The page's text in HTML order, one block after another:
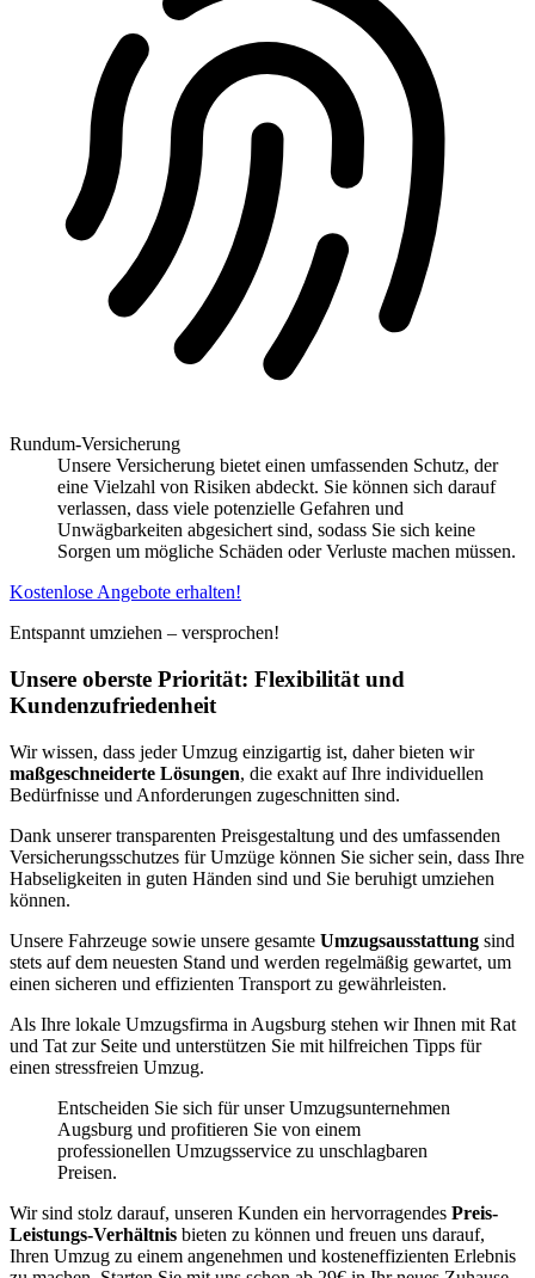
Rundum-Versicherung
Unsere Versicherung bietet einen umfassenden Schutz, der
eine Vielzahl von Risiken abdeckt. Sie können sich darauf
verlassen, dass viele potenzielle Gefahren und
Unwägbarkeiten abgesichert sind, sodass Sie sich keine
Sorgen um mögliche Schäden oder Verluste machen müssen.
Kostenlose Angebote erhalten!
Entspannt umziehen – versprochen!
Unsere oberste Priorität: Flexibilität und
Kundenzufriedenheit
Wir wissen, dass jeder Umzug einzigartig ist, daher bieten wir
maßgeschneiderte Lösungen, die exakt auf Ihre individuellen
Bedürfnisse und Anforderungen zugeschnitten sind.
Dank unserer transparenten Preisgestaltung und des umfassenden
Versicherungsschutzes für Umzüge können Sie sicher sein, dass Ihre
Habseligkeiten in guten Händen sind und Sie beruhigt umziehen
können.
Unsere Fahrzeuge sowie unsere gesamte Umzugsausstattung sind
stets auf dem neuesten Stand und werden regelmäßig gewartet, um
einen sicheren und effizienten Transport zu gewährleisten.
Als Ihre lokale Umzugsfirma in Augsburg stehen wir Ihnen mit Rat
und Tat zur Seite und unterstützen Sie mit hilfreichen Tipps für
einen stressfreien Umzug.
Entscheiden Sie sich für unser Umzugsunternehmen
Augsburg und profitieren Sie von einem
professionellen Umzugsservice zu unschlagbaren
Preisen.
Wir sind stolz darauf, unseren Kunden ein hervorragendes Preis-
Leistungs-Verhältnis bieten zu können und freuen uns darauf,
Ihren Umzug zu einem angenehmen und kosteneffizienten Erlebnis